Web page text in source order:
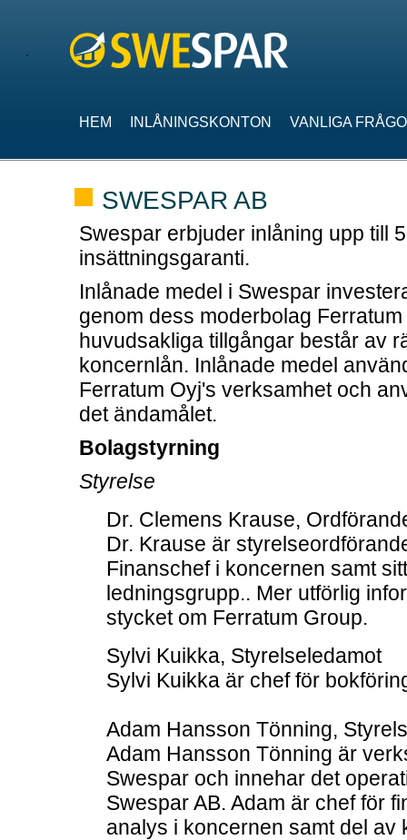
HEM INLÅNINGSKONTON VANLIGA
SWESPAR AB
Swespar erbjuder inlåning upp till
insättningsgaranti.
Inlånade medel i Swespar
genom dess moderbolag
huvudsakliga tillgångar består av
koncernlån. Inlånade medel
Ferratum Oyj's verksamhet och
det ändamålet.
Bolagstyrning
Styrelse
Dr. Clemens Krause,
Dr. Krause är
Finanschef i koncernen samt
ledningsgrupp.. Mer utförlig
stycket om Ferratum Group.
Sylvi Kuikka, Styrelseledamot
Sylvi Kuikka är chef för
Adam Hansson Tönning,
Adam Hansson Tönning är
Swespar och innehar det
Swespar AB. Adam är chef för
analys i koncernen samt del av